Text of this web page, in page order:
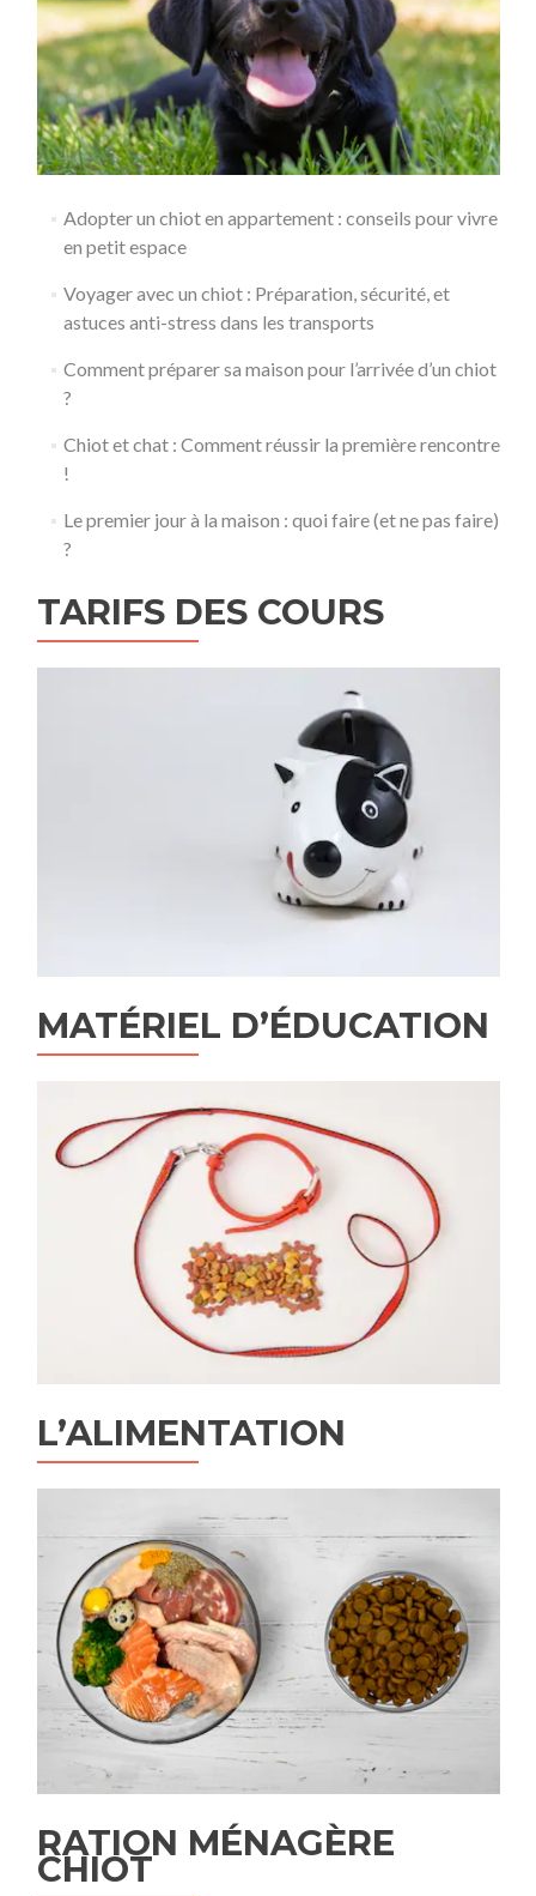
Adopter un chiot en appartement : conseils pour vivre
en petit espace
Voyager avec un chiot : Préparation, sécurité, et
astuces anti-stress dans les transports
Comment préparer sa maison pour l’arrivée d’un chiot
?
Chiot et chat : Comment réussir la première rencontre
!
Le premier jour à la maison : quoi faire (et ne pas faire)
?
TARIFS DES COURS
MATÉRIEL D’ÉDUCATION
L’ALIMENTATION
RATION MÉNAGÈRE
CHIOT